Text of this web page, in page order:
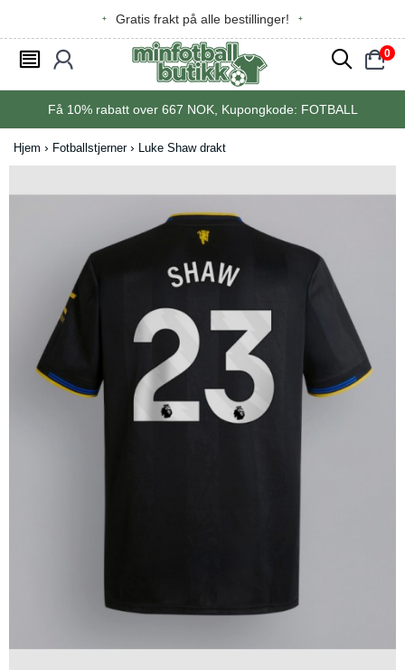
Gratis frakt på alle bestillinger!
󰂩 󰃳 󰂨 0
󰃠
Få 10%rabatt over 667 NOK, Kupongkode: FOTBALL
Hjem Fotballstjerner Luke Shaw drakt